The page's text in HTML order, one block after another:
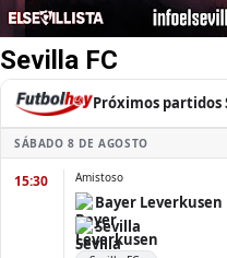
Sevilla FC